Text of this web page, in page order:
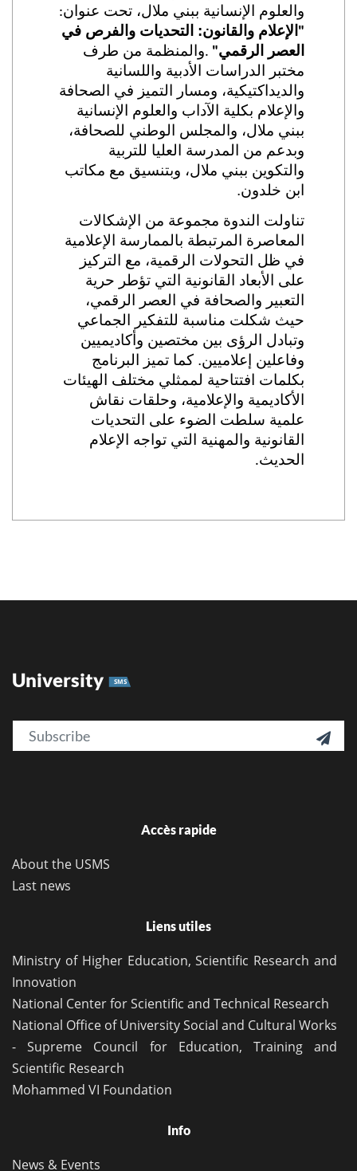
والعلوم الإنسانية ببني ملال، تحت عنوان:
" الإعلام والقانون: التحديات والفرص في
العصر الرقمي"
.و المنظمة من طرف
مختبر الدراسات الأدبية واللسانية
والديداكتيكية، ومسار التميز في الصحافة
والإعلام بكلية الآداب والعلوم الإنسانية
ببني ملال، والمجلس الوطني للصحافة،
وبدعم من المدرسة العليا للتربية
والتكوين ببني ملال، وبتنسيق مع مكاتب
ابن خلدون.
تناولت الندوة مجموعة من الإشكالات
المعاصرة المرتبطة بالممارسة الإعلامية
في ظل التحولات الرقمية، مع التركيز
على الأبعاد القانونية التي تؤطر حرية
التعبير والصحافة في العصر الرقمي،
حيث شكلت مناسبة للتفكير الجماعي
وتبادل الرؤى بين مختصين وأكاديميين
وفاعلين إعلاميين. كما تميز البرنامج
بكلمات افتتاحية لممثلي مختلف الهيئات
الأكاديمية والإعلامية، وحلقات نقاش
علمية سلطت الضوء على التحديات
القانونية والمهنية التي تواجه الإعلام
الحديث.
University SMS
Email 
Accès rapide
About the USMS
Last news
Liens utiles
Ministry of Higher Education, Scientific Research and
Innovation
National Center for Scientific and Technical Research
National Office of University Social and Cultural Works
- Supreme Council for Education, Training and
Scientific Research
Mohammed VI Foundation
Info
News & Events